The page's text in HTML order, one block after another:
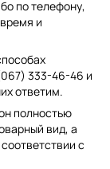
по телефону,
и
333-46-46 и
ответим.
полностью
вид, а
с